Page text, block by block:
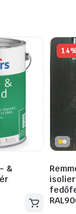
&